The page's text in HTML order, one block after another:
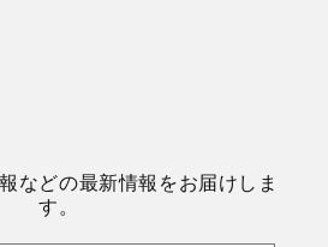
などの最新情報をお届けしま
す。